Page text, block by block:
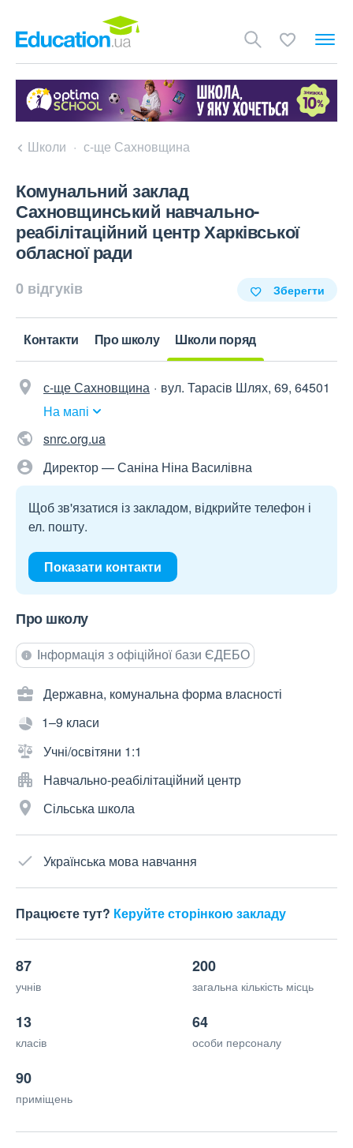
Школи с-ще Сахновщина
Комунальний заклад
Сахновщинський навчально-
реабілітаційний центр Харківської
обласної ради
0 відгуків Зберегти
Контакти Про школу Школи поряд
с-ще Сахновщина
вул. Тарасів Шлях, 69, 64501
На мапі
snrc.org.ua
Директор — Саніна Ніна Василівна
Щоб зв'язатися із закладом, відкрийте телефон і
ел. пошту.
Показати контакти
Про школу
Інформація з офіційної бази ЄДЕБО
Державна, комунальна форма власності
1–9 класи
Учні/освітяни 1:1
Навчально-реабілітаційний центр
Сільська школа
Українська мова навчання
Працюєте тут? Керуйте сторінкою закладу
87
учнів
200
загальна кількість місць
13
класів
64
особи персоналу
90
приміщень